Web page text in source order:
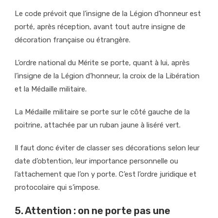
Le code prévoit que l’insigne de la Légion d’honneur est
porté, après réception, avant tout autre insigne de
décoration française ou étrangère.
L’ordre national du Mérite se porte, quant à lui, après
l’insigne de la Légion d’honneur, la croix de la Libération
et la Médaille militaire.
La Médaille militaire se porte sur le côté gauche de la
poitrine, attachée par un ruban jaune à liséré vert.
Il faut donc éviter de classer ses décorations selon leur
date d’obtention, leur importance personnelle ou
l’attachement que l’on y porte. C’est l’ordre juridique et
protocolaire qui s’impose.
5. Attention : on ne porte pas une